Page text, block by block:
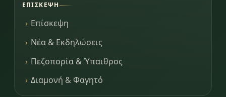
ΕΠΊΣΚΕΨΗ
Επίσκεψη
Νέα & Εκδηλώσεις
Πεζοπορία & Ύπαιθρος
Διαμονή & Φαγητό